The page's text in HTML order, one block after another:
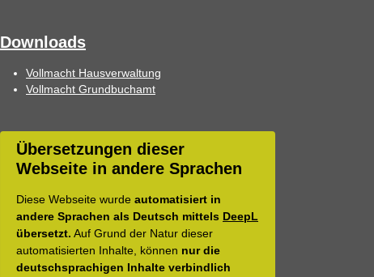
Downloads
Vollmacht Hausverwaltung
Vollmacht Grundbuchamt
Übersetzungen dieser
Webseite in andere Sprachen
Diese Webseite wurde automatisiert in
andere Sprachen als Deutsch mittels DeepL
übersetzt. Auf Grund der Natur dieser
automatisierten Inhalte, können nur die
deutschsprachigen Inhalte verbindlich